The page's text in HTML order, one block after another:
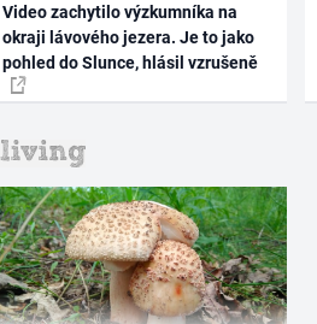
Video zachytilo výzkumníka na
okraji lávového jezera. Je to jako
pohled do Slunce, hlásil vzrušeně